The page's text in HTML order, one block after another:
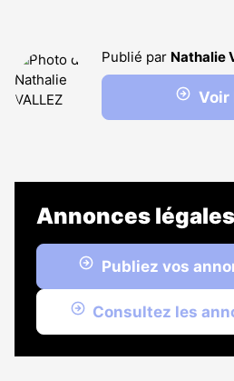
Publié par Nathalie
Voir
Annonces légales
Publiez vos
Consultez les